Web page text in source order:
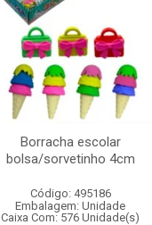
Borracha escolar
bolsa/sorvetinho 4cm
Código: 495186
Embalagem: Unidade
Caixa Com: 576 Unidade(s)